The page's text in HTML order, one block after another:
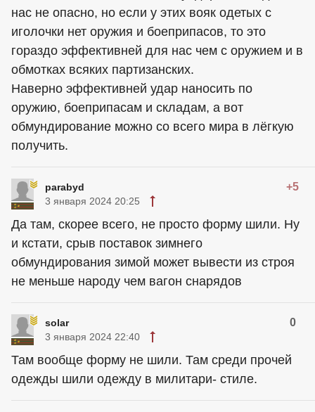
нас не опасно, но если у этих вояк одетых с
иголочки нет оружия и боеприпасов, то это
гораздо эффективней для нас чем с оружием и в
обмотках всяких партизанских.
Наверно эффективней удар наносить по
оружию, боеприпасам и складам, а вот
обмундирование можно со всего мира в лёгкую
получить.
parabyd +5
3 января 2024 20:25
Да там, скорее всего, не просто форму шили. Ну
и кстати, срыв поставок зимнего
обмундирования зимой может вывести из строя
не меньше народу чем вагон снарядов
solar 0
3 января 2024 22:40
Там вообще форму не шили. Там среди прочей
одежды шили одежду в милитари- стиле.